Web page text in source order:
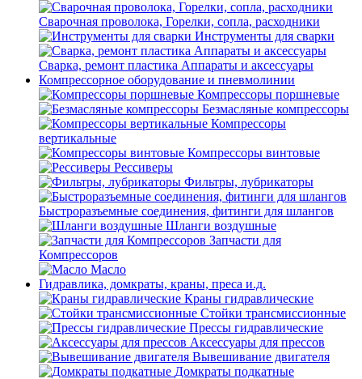
Сварочная проволока, Горелки, сопла, расходники
Инструменты для сварки
Сварка, ремонт пластика Аппараты и аксессуары
Компрессорное оборудование и пневмолинии
Компрессоры поршневые
Безмасляные компрессоры
Компрессоры
вертикальные
Компрессоры винтовые
Рессиверы
Фильтры, лубрикаторы
Быстроразъемные соединения, фитинги для шлангов
Шланги воздушные
Запчасти для
Компрессоров
Масло
Гидравлика, домкраты, краны, преса и.д.
Краны гидравлические
Стойки трансмиссионные
Прессы гидравлические
Аксессуары для прессов
Вывешивание двигателя
Домкраты подкатные